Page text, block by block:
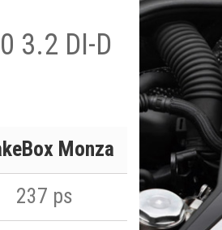
3.2 DI-D
Monza
237 ps